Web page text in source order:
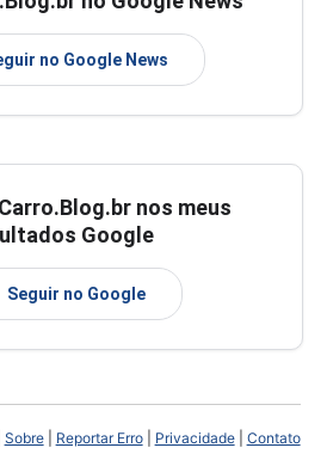
no Google News
nos meus
Google
Seguir no Google
Sobre| Reportar Erro| Privacidade| Contato